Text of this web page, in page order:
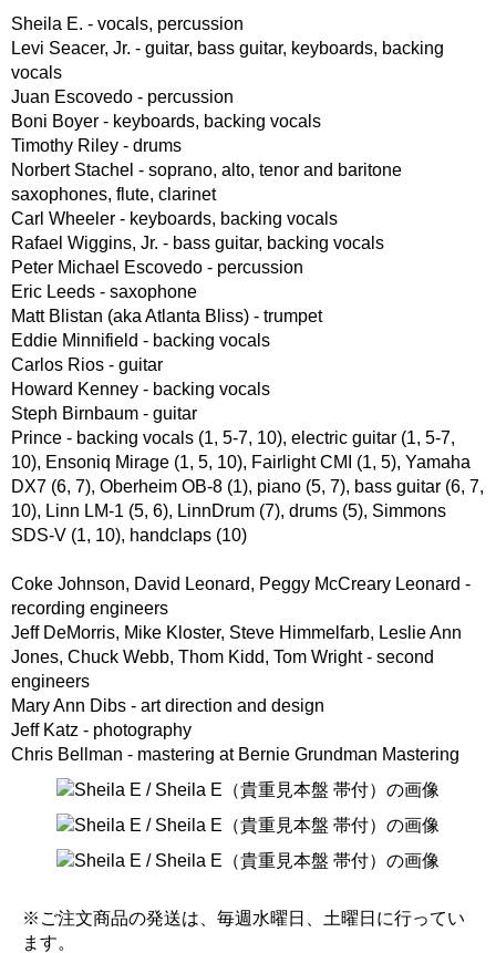
Sheila E. - vocals, percussion
Levi Seacer, Jr. - guitar, bass guitar, keyboards, backing
vocals
Juan Escovedo - percussion
Boni Boyer - keyboards, backing vocals
Timothy Riley - drums
Norbert Stachel - soprano, alto, tenor and baritone
saxophones, flute, clarinet
Carl Wheeler - keyboards, backing vocals
Rafael Wiggins, Jr. - bass guitar, backing vocals
Peter Michael Escovedo - percussion
Eric Leeds - saxophone
Matt Blistan (aka Atlanta Bliss) - trumpet
Eddie Minnifield - backing vocals
Carlos Rios - guitar
Howard Kenney - backing vocals
Steph Birnbaum - guitar
Prince - backing vocals (1, 5-7, 10), electric guitar (1, 5-7,
10), Ensoniq Mirage (1, 5, 10), Fairlight CMI (1, 5), Yamaha
DX7 (6, 7), Oberheim OB-8 (1), piano (5, 7), bass guitar (6, 7,
10), Linn LM-1 (5, 6), LinnDrum (7), drums (5), Simmons
SDS-V (1, 10), handclaps (10)
Coke Johnson, David Leonard, Peggy McCreary Leonard -
recording engineers
Jeff DeMorris, Mike Kloster, Steve Himmelfarb, Leslie Ann
Jones, Chuck Webb, Thom Kidd, Tom Wright - second
engineers
Mary Ann Dibs - art direction and design
Jeff Katz - photography
Chris Bellman - mastering at Bernie Grundman Mastering
※ご注文商品の発送は、毎週水曜日、土曜日に行ってい
ます。